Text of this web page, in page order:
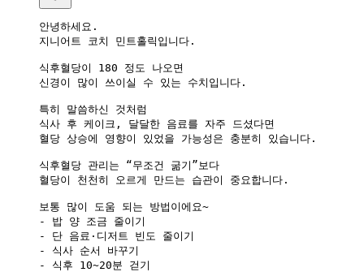
안녕하세요.
지니어트 코치 민트홀릭입니다.
식후혈당이 180 정도 나오면
신경이 많이 쓰이실 수 있는 수치입니다.
특히 말씀하신 것처럼
식사 후 케이크, 달달한 음료를 자주 드셨다면
혈당 상승에 영향이 있었을 가능성은 충분히 있습니다.
식후혈당 관리는 “무조건 굶기”보다
혈당이 천천히 오르게 만드는 습관이 중요합니다.
보통 많이 도움 되는 방법이에요~
- 밥 양 조금 줄이기
- 단 음료·디저트 빈도 줄이기
- 식사 순서 바꾸기
- 식후 10~20분 걷기